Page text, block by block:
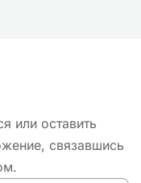
или оставить
связавшись